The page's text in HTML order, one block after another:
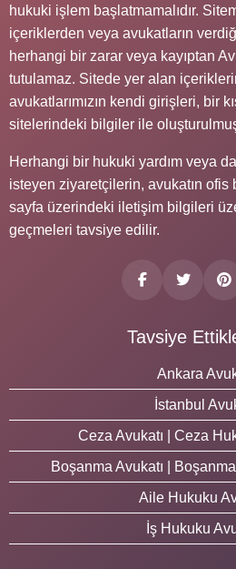
hukuki işlem başlatmamalıdır.
içeriklerden veya avukatların
herhangi bir zarar veya kayıptan
tutulamaz. Sitede yer alan
avukatlarımızın kendi girişleri, bir
sitelerindeki bilgiler ile
Herhangi bir hukuki yardım veya
isteyen ziyaretçilerin, avukatın ofis
sayfa üzerindeki iletişim bilgileri
geçmeleri tavsiye edilir.
Tavsiye
Ankara
İstanbul
Ceza Avukatı | Ceza
Boşanma Avukatı |
Aile Hukuku
İş Hukuku